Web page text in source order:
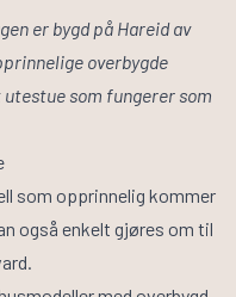
er bygd på Hareid av
overbygde
som fungerer som
som opprinnelig kommer
også enkelt gjøres om til